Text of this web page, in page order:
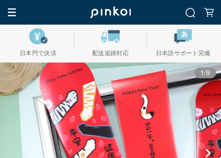
日本円で決済 配送追跡対応 日本語サポート完備
1/9